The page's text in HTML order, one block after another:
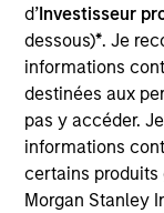
d’Investisseur
dessous)*. Je
informations
destinées aux
pas y accéder.
informations
certains produits
Morgan Stanley
Marieke
Operating
with more than
strategy
improvement
Marieke was the